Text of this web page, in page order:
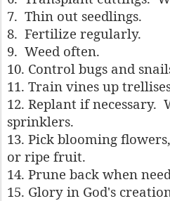
7. Thin out seedlings.
8. Fertilize regularly.
9. Weed often.
10. Control bugs and
11. Train vines up
12. Replant if necessary.
sprinklers.
13. Pick blooming
or ripe fruit.
14. Prune back when
15. Glory in God's